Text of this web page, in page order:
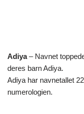
Adiya– Navnet
deres barn Adiya.
Adiya har navnetallet
numerologien.